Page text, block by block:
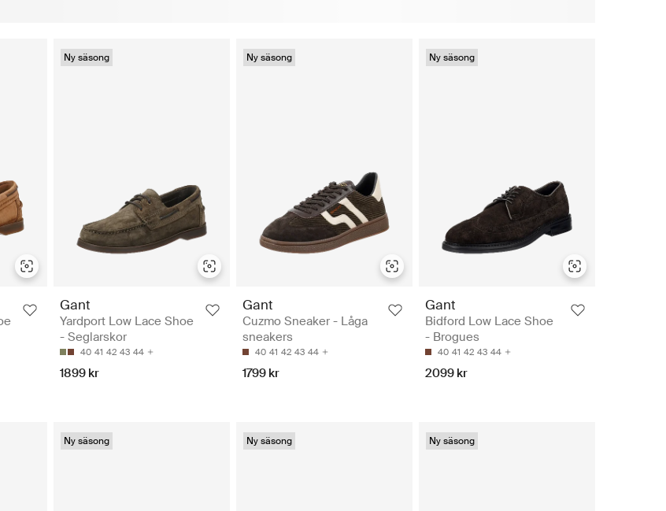
Ny säsong
Gant
Yardport Low Lace Shoe
- Seglarskor
40 41 42 43 44
1899 kr
Ny säsong
Gant
Cuzmo Sneaker - Låga
sneakers
40 41 42 43 44
1799 kr
Ny säsong
Gant
Bidford Low Lace Shoe
- Brogues
40 41 42 43 44
2099 kr
Ny säsong Ny säsong Ny säsong